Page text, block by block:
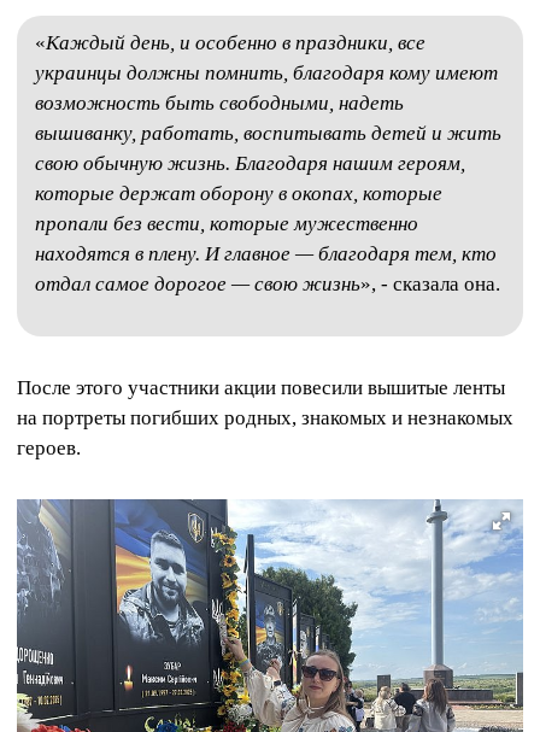
«Каждый день, и особенно в праздники, все
украинцы должны помнить, благодаря кому имеют
возможность быть свободными, надеть
вышиванку, работать, воспитывать детей и жить
свою обычную жизнь. Благодаря нашим героям,
которые держат оборону в окопах, которые
пропали без вести, которые мужественно
находятся в плену. И главное — благодаря тем, кто
отдал самое дорогое — свою жизнь», - сказала она.
После этого участники акции повесили вышитые ленты
на портреты погибших родных, знакомых и незнакомых
героев.